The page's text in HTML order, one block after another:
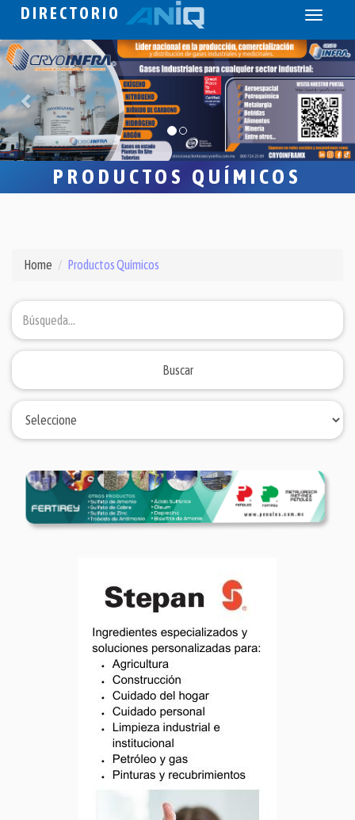
DIRECTORIO
Toggle
PRODUCTOS QUÍMICOS
Home Productos Químicos